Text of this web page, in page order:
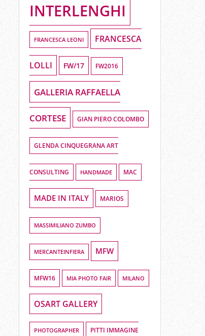
INTERLENGHI
FRANCESCA LEONI FRANCESCA
LOLLI FW/17 FW2016
GALLERIA RAFFAELLA
CORTESE GIAN PIERO COLOMBO
GLENDA CINQUEGRANA ART
CONSULTING HANDMADE MAC
MADE IN ITALY MARIOS
MASSIMILIANO ZUMBO
MERCANTEINFIERA MFW
MFW16 MIA PHOTO FAIR MILANO
OSART GALLERY
PHOTOGRAPHER PITTI IMMAGINE